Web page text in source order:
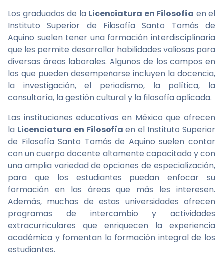
Los graduados de la Licenciatura en Filosofía en el
Instituto Superior de Filosofía Santo Tomás de
Aquino suelen tener una formación interdisciplinaria
que les permite desarrollar habilidades valiosas para
diversas áreas laborales. Algunos de los campos en
los que pueden desempeñarse incluyen la docencia,
la investigación, el periodismo, la política, la
consultoría, la gestión cultural y la filosofía aplicada.
Las instituciones educativas en México que ofrecen
la Licenciatura en Filosofía en el Instituto Superior
de Filosofía Santo Tomás de Aquino suelen contar
con un cuerpo docente altamente capacitado y con
una amplia variedad de opciones de especialización,
para que los estudiantes puedan enfocar su
formación en las áreas que más les interesen.
Además, muchas de estas universidades ofrecen
programas de intercambio y actividades
extracurriculares que enriquecen la experiencia
académica y fomentan la formación integral de los
estudiantes.